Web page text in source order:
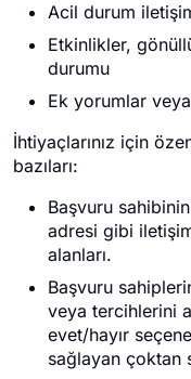
Acil durum
Etkinlikler,
durumu
Ek yorumlar
İhtiyaçlarınız için
bazıları:
Başvuru
adresi gibi
alanları.
Başvuru
veya tercihlerini
evet/hayır
sağlayan çoktan